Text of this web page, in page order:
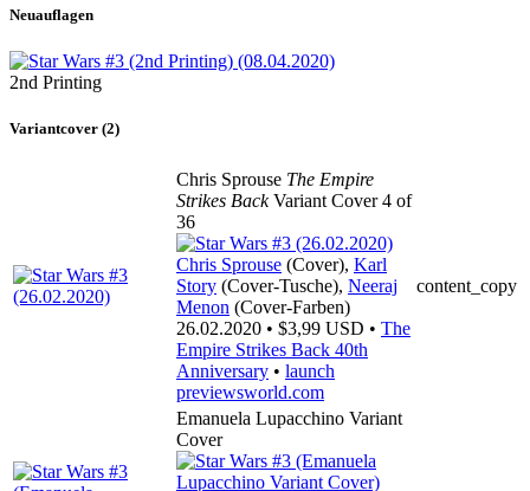
Neuauflagen
2nd Printing
Variantcover (2)
Chris Sprouse The Empire
Strikes BackVariant Cover 4 of
36
Chris Sprouse (Cover), Karl
Story (Cover-Tusche), Neeraj
Menon (Cover-Farben)
26.02.2020 • $3,99 USD • The
Empire Strikes Back 40th
Anniversary • launch
previewsworld.com
content_copy
Emanuela Lupacchino Variant
Cover